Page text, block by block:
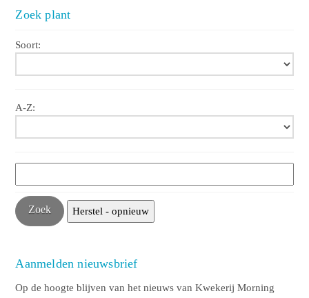
Zoek plant
Soort:
A-Z:
Aanmelden nieuwsbrief
Op de hoogte blijven van het nieuws van Kwekerij Morning